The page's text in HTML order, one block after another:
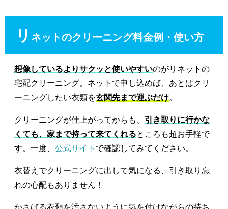
リ ネットのクリーニング料金例・使い方
想像しているよりサクッと使いやすいのがリネットの
宅配クリーニング。ネットで申し込めば、あとはクリ
ーニングしたい衣類を玄関先まで運ぶだけ。
クリーニングが仕上がってからも、 引き取りに行かな
くても、家まで持って来てくれるところも超お手軽で
す。一度、 公式サイト で確認してみてください。
衣替えでクリーニングに出して気になる、引き取り忘
れの心配もありません！
かさばる衣類を汚さないように気を付けながらの持ち